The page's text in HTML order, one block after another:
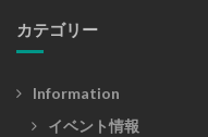
カテゴリー
Information
イベント情報